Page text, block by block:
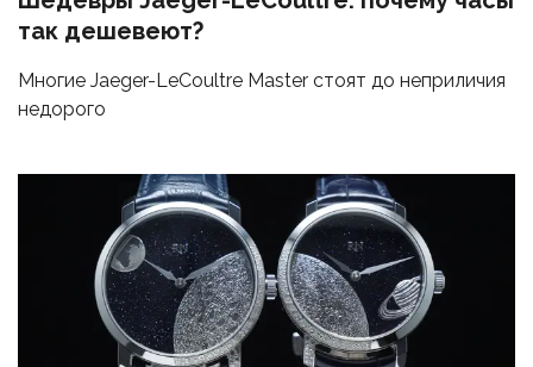
так дешевеют?
Многие Jaeger-LeCoultre Master стоят до неприличия
недорого